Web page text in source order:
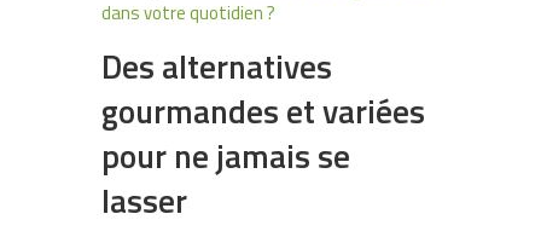
dans votre quotidien ?
Des alternatives
gourmandes et variées
pour ne jamais se
lasser